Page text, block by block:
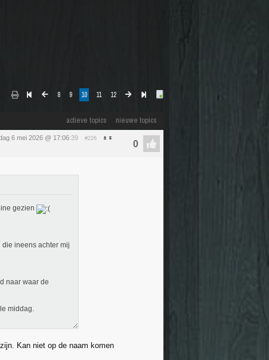
8 9 10 11 12
actieve topics nieuwe topics
6 mei 2026 @ 17:06:39 #226
gezien
ineens achter mij
naar waar de
middag.
Kan niet op de naam komen